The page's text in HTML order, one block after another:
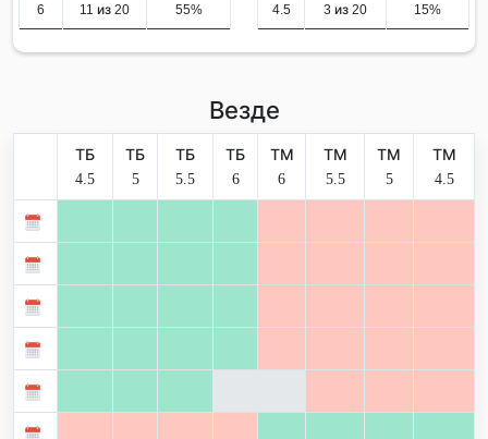
6 11 из 20 55% 4.5 3 из 20 15%
Везде
ТБ
4.5
ТБ
5
ТБ
5.5
ТБ
6
ТМ
6
ТМ
5.5
ТМ
5
ТМ
4.5